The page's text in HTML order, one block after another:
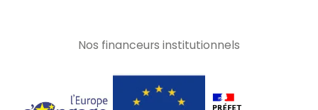
Nos financeurs institutionnels